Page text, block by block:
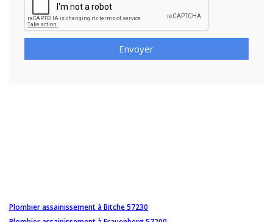
Envoyer
Plombier assainissement à Bitche 57230